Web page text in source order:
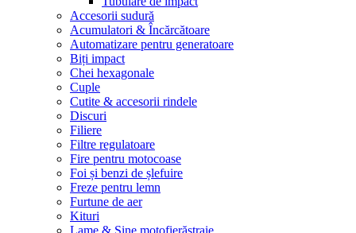
Accesorii sudură
Acumulatori & Încărcătoare
Automatizare pentru generatoare
Biți impact
Chei hexagonale
Cuple
Cutite & accesorii rindele
Discuri
Filiere
Filtre regulatoare
Fire pentru motocoase
Foi și benzi de șlefuire
Freze pentru lemn
Furtune de aer
Kituri
Lame & Șine motofierăstraie